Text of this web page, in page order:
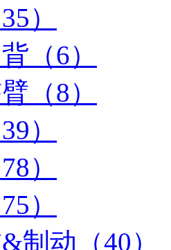
）
（6）
（8）
）
）
）
制动（40）